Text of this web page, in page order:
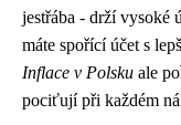
jestřába - drží vysoké
máte spořící účet s
Inflace v Polsku ale
pociťují při každém